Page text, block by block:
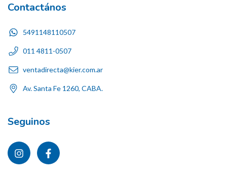
Contactános
5491148110507
011 4811-0507
ventadirecta@kier.com.ar
Av. Santa Fe 1260, CABA.
Seguinos